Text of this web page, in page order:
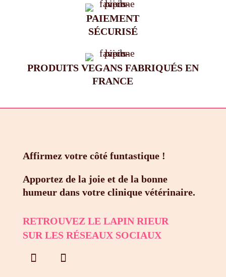
PAIEMENT
SÉCURISÉ
PRODUITS VEGANS FABRIQUÉS EN
FRANCE
Affirmez votre côté funtastique !
Apportez de la joie et de la bonne
humeur dans votre clinique vétérinaire.
RETROUVEZ LE LAPIN RIEUR
SUR LES RÉSEAUX SOCIAUX